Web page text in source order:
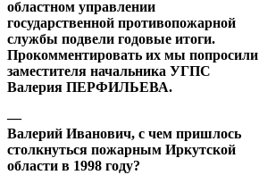
областном управлении
государственной противопожарной
службы подвели годовые итоги.
Прокомментировать их мы попросили
заместителя начальника УГПС
Валерия ПЕРФИЛЬЕВА.
—
Валерий Иванович, с чем пришлось
столкнуться пожарным Иркутской
области в 1998 году?